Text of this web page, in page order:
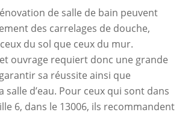
de salle de bain peuvent
des carrelages de douche,
du sol que ceux du mur.
ouvrage requiert donc une grande
sa réussite ainsi que
salle d’eau. Pour ceux qui sont dans
6, dans le 13006, ils recommandent